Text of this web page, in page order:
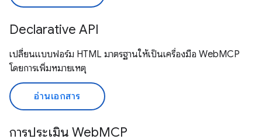
Declarative API
เปลี่ยนแบบฟอร์ม HTML มาตรฐานให้เป็นเครื่องมือ WebMCP
โดยการเพิ่มหมายเหตุ
อ่านเอกสาร
การประเมิน WebMCP